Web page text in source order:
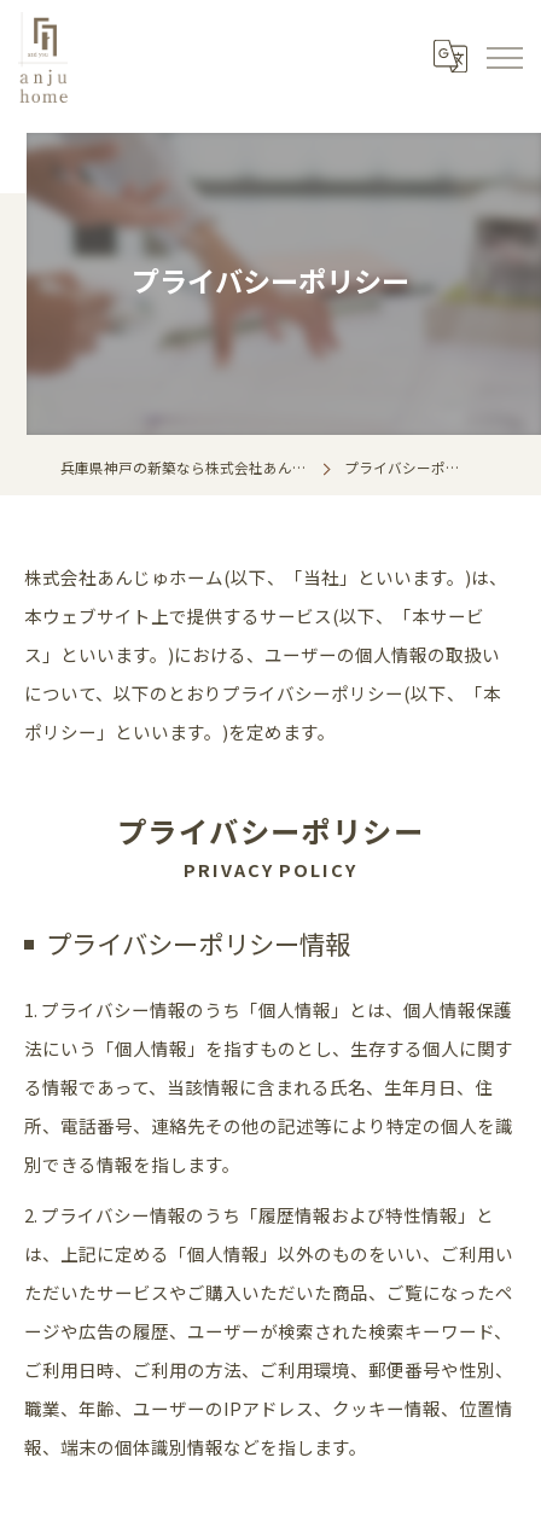
プライバシーポリシー
兵庫県神戸の新築なら株式会社あんじゅホーム プライバシーポリシー
株式会社あんじゅホーム(以下、「当社」といいます。)は、
本ウェブサイト上で提供するサービス(以下、「本サービ
ス」といいます。)における、ユーザーの個人情報の取扱い
について、以下のとおりプライバシーポリシー(以下、「本
ポリシー」といいます。)を定めます。
プライバシーポリシー
PRIVACY POLICY
プライバシーポリシー情報
1. プライバシー情報のうち「個人情報」とは、個人情報保護
法にいう「個人情報」を指すものとし、生存する個人に関す
る情報であって、当該情報に含まれる氏名、生年月日、住
所、電話番号、連絡先その他の記述等により特定の個人を識
別できる情報を指します。
2. プライバシー情報のうち「履歴情報および特性情報」と
は、上記に定める「個人情報」以外のものをいい、ご利用い
ただいたサービスやご購入いただいた商品、ご覧になったペ
ージや広告の履歴、ユーザーが検索された検索キーワード、
ご利用日時、ご利用の方法、ご利用環境、郵便番号や性別、
職業、年齢、ユーザーのIPアドレス、クッキー情報、位置情
報、端末の個体識別情報などを指します。